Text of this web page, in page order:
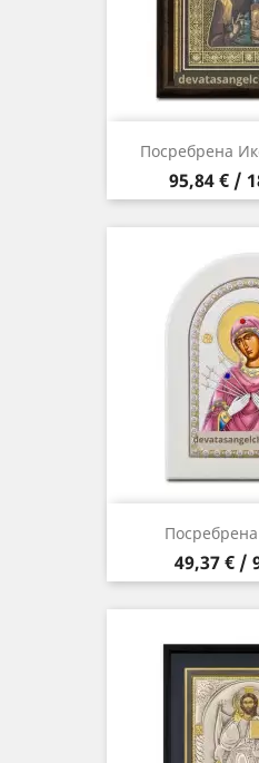
Посребрена
Цена
95,84 € /
Цена
49,37 € /